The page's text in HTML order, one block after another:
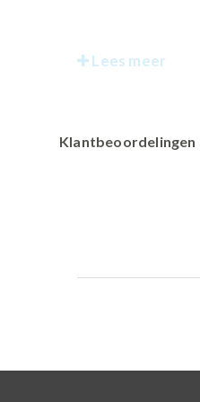
Lees meer
Klantbeoordelingen